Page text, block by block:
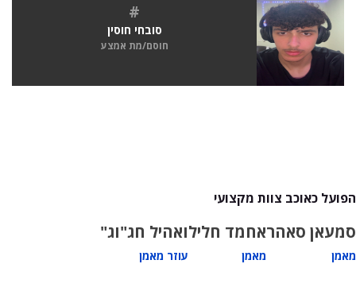
#
סובחי חוסין
חוסם/מת אמצע
הפועל כאוכב צוות מקצועי
סמעאן סאהר
מאמן
אחמד חליל
מאמן
ואהיל חג"וג"
עוזר מאמן